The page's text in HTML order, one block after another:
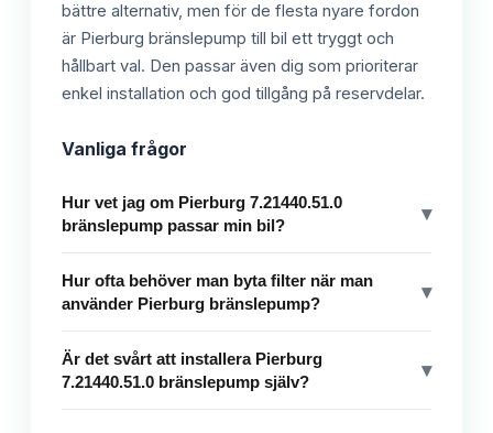
bättre alternativ, men för de flesta nyare fordon
är Pierburg bränslepump till bil ett tryggt och
hållbart val. Den passar även dig som prioriterar
enkel installation och god tillgång på reservdelar.
Vanliga frågor
Hur vet jag om Pierburg 7.21440.51.0
bränslepump passar min bil?
▾
Hur ofta behöver man byta filter när man
använder Pierburg bränslepump?
▾
Är det svårt att installera Pierburg
7.21440.51.0 bränslepump själv?
▾